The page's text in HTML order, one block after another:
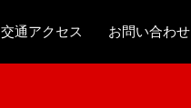
交通アクセス お問い合わせ